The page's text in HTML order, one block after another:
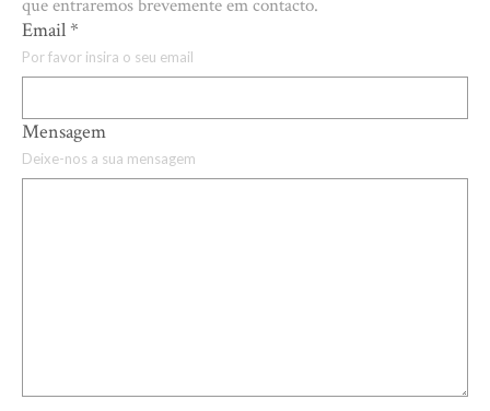
que entraremos brevemente em contacto.
Email*
Por favor insira o seu email
Mensagem
Deixe-nos a sua mensagem